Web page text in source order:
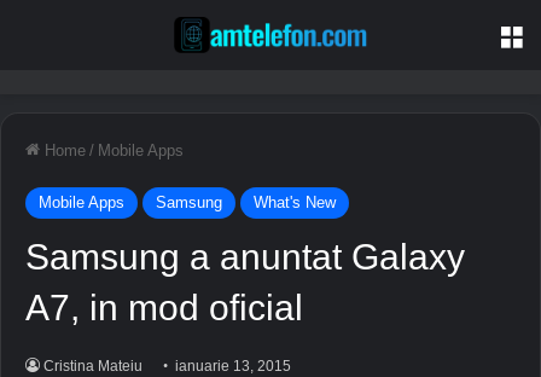
Home / Mobile Apps
Mobile Apps Samsung What's New
Samsung a anuntat Galaxy
A7, in mod oficial
Cristina Mateiu ianuarie 13, 2015